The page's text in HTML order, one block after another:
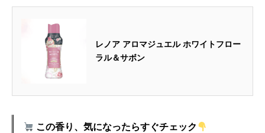
レノア アロマジュエル ホワイトフロー
ラル＆サボン
この香り、気になったらすぐチェック